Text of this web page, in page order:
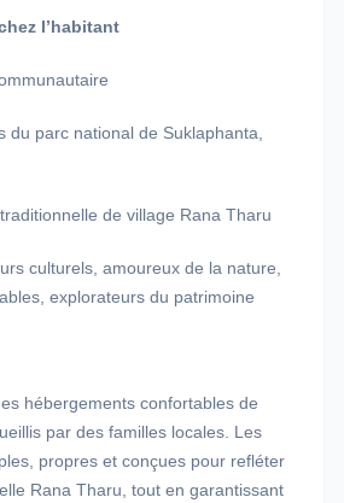
l’habitant
du parc national de Suklaphanta,
de village Rana Tharu
culturels, amoureux de la nature,
explorateurs du patrimoine
hébergements confortables de
par des familles locales. Les
propres et conçues pour refléter
Rana Tharu, tout en garantissant